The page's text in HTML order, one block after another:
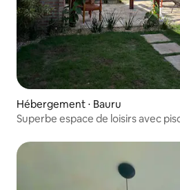
Hébergement ⋅ Bauru
Superbe espace de loisirs avec